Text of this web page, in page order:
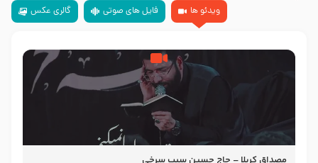
ویدئو ها
فایل های صوتی گالری عکس
مصداق کربلا – حاج حسین سیب سرخی